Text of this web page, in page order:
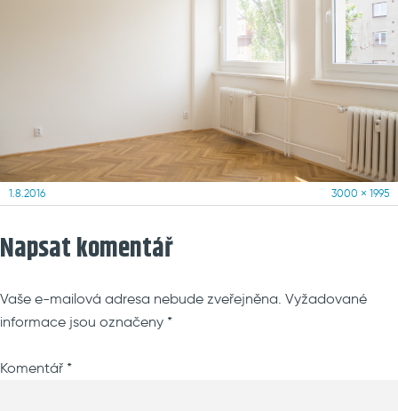
Posted
1.8.2016
Full
3000 × 1995
Napsat komentář
Vaše e-mailová adresa nebude zveřejněna. Vyžadované
informace jsou označeny *
Komentář *